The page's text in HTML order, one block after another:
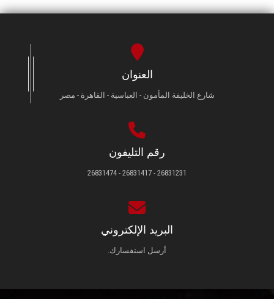
العنوان
شارع الخليفة المأمون - العباسية - القاهرة - مصر
رقم التليفون
26831231 - 26831417 - 26831474
البريد الإلكتروني
أرسل استفسارك.